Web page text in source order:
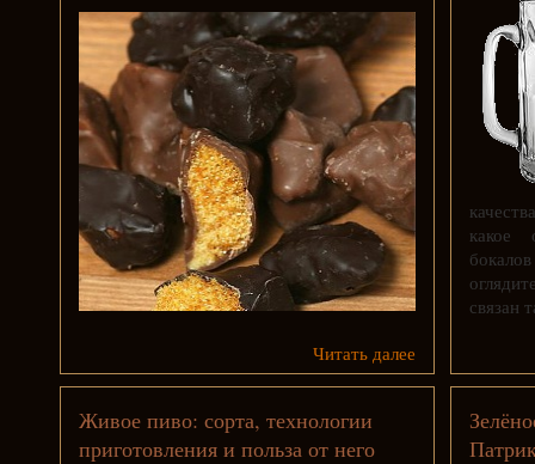
Читать далее
какое
связан
Живое пиво: сорта, технологии
приготовления и польза от него